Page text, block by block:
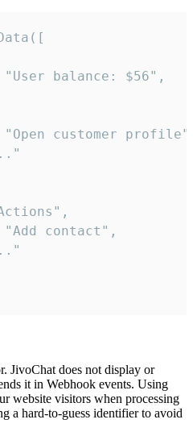
balance: $56",
customer
contact",
JivoChat does not display or
it in Webhook events. Using
website visitors when processing
a hard-to-guess identifier to avoid